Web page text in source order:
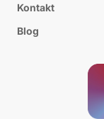
Kontakt
Blog